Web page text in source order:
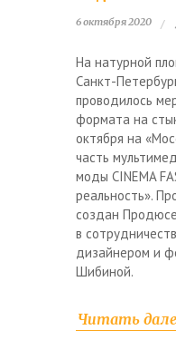
6 октября 2020
На натурной
Санкт-
проводилось
формата на
октября на
часть
моды CINEMA
реальность».
создан
в
дизайнером и
Шибиной.
Читать